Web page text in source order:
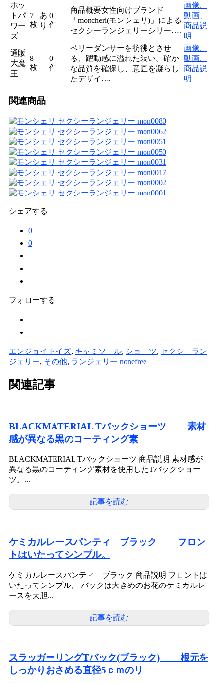
ホッ
トパ
ワー
ズ
7
枚
あ
り
0
件
商品概要女性向けブランド
「moncheri(モンシェリ)」による
セクシーランジェリーシリー….
画像、
動画、
商品説
明
通販
大魔
王
8
枚
0
件
ベリーダンサーを彷彿とさせ
る、躍動感に溢れた装い。確か
な品質を確保し、意匠を凝らし
たデザイ….
画像、
動画、
商品説
明
関連商品
シェアする
0
0
フォローする
エンジョイトイズ, キャミソール, ショーツ, セクシーラン
ジェリー, その他, ランジェリー nonefree
関連記事
BLACKMATERIAL Tバックショーツ 素材
感が異なる黒のコーティング素
BLACKMATERIAL Tバックショーツ 商品説明 素材感が
異なる黒のコーティング素材を使用したTバックショー
ツ。...
記事を読む
ケミカルレースパンティ ブラック フロン
トはいたってシンプル。
ケミカルレースパンティ ブラック 商品説明 フロントは
いたってシンプル。 バックは大きめのお花のケミカルレ
ースを大胆...
記事を読む
スラッガーリングTバック(ブラック) 根元を
しっかりおさめる直径5ｃｍのリ